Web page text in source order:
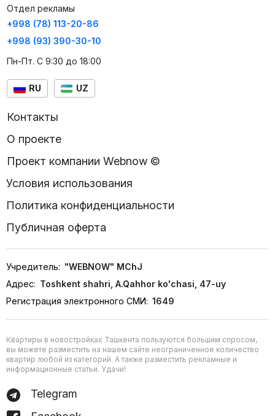
Отдел рекламы
+998 (78) 113-20-86
+998 (93) 390-30-10
Пн-Пт. С 9:30 до 18:00
RU UZ
Контакты
О проекте
Проект компании Webnow ©
Условия использования
Политика конфиденциальности
Публичная оферта
Учредитель: "WEBNOW" MChJ
Адрес: Toshkent shahri, A.Qahhor ko'chasi, 47-uy
Регистрация электронного СМИ: 1649
Квартиры в новостройках Ташкента пользуются большим спросом,
вы можете разместить на нашем сайте неограниченное количество
квартир любой из категорий. А также разместить рекламные и
информационные статьи. Удачи!
Telegram